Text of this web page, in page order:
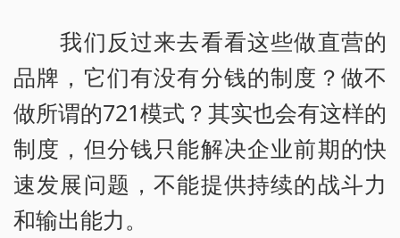
我们反过来去看看这些做直营的
品牌，它们有没有分钱的制度？做不
做所谓的721模式？其实也会有这样的
制度，但分钱只能解决企业前期的快
速发展问题，不能提供持续的战斗力
和输出能力。